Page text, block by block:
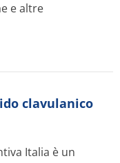
e altre
clavulanico
Italia è un